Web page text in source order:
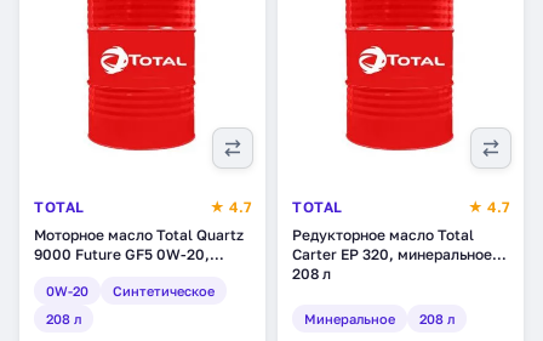
TOTAL
★ 4.7
Моторное масло Total Quartz
9000 Future GF5 0W-20,
0W-20
Синтетическое
208 л
TOTAL
★ 4.7
Редукторное масло Total
Carter EP 320, минеральное,
208 л
Минеральное 208 л